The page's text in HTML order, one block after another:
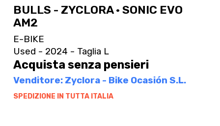
BULLS - ZYCLORA · SONIC EVO
AM2
E-BIKE
Used - 2024 - Taglia L
Acquista senza pensieri
Venditore: Zyclora - Bike Ocasión S.L.
SPEDIZIONE IN TUTTA ITALIA